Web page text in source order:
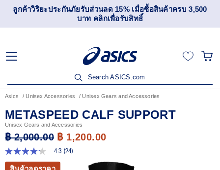
เข้าร่วม OneASICS™ เพื่อสะสมคะแนน และสิทธิพิเศษสำหรับ
สมาชิกเท่านั้น สมัครเลย
Search ASICS.com
Asics Unisex Accessories Unisex Gears and Accessories
METASPEED CALF SUPPORT
Unisex Gears and Accessories
฿ 2,000.00 ฿ 1,200.00
4.3
จาก
4.3 (24)